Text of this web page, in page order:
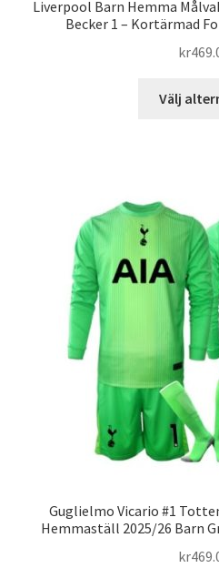
Liverpool Barn Hemma
Becker 1 – Kortärmad
kr
Välj
Guglielmo Vicario #1
Hemmaställ 2025/26 Barn
kr